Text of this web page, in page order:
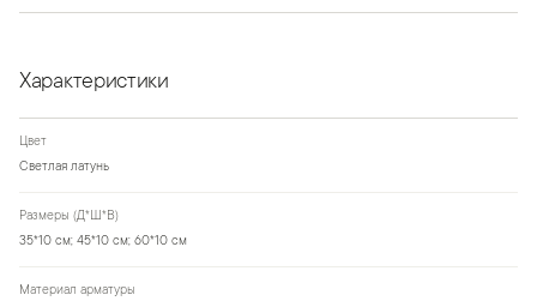
Характеристики
Цвет
Светлая латунь
Размеры (Д*Ш*В)
35*10 см; 45*10 см; 60*10 см
Материал арматуры